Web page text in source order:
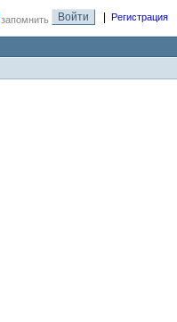
запомнить Регистрация